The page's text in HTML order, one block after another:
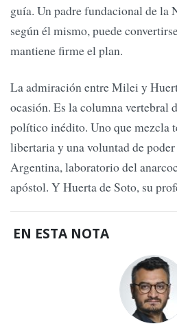
guía. Un padre fundacional de la
según él mismo, puede
mantiene firme el plan.
La admiración entre Milei y
ocasión. Es la columna vertebral
político inédito. Uno que mezcla
libertaria y una voluntad de
Argentina, laboratorio del
apóstol. Y Huerta de Soto, su
EN ESTA NOTA